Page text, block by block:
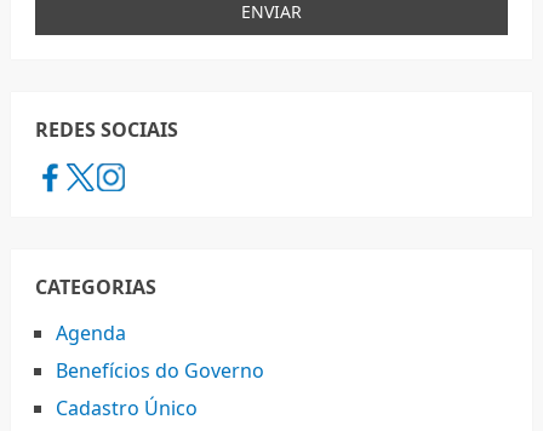
REDES SOCIAIS
CATEGORIAS
Agenda
Benefícios do Governo
Cadastro Único